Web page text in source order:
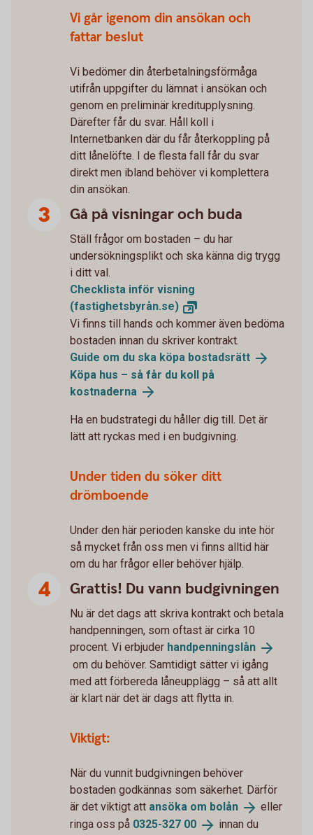
Vi går igenom din ansökan och
fattar beslut
Vi bedömer din återbetalningsförmåga
utifrån uppgifter du lämnat i ansökan och
genom en preliminär kreditupplysning.
Därefter får du svar. Håll koll i
Internetbanken där du får återkoppling på
ditt lånelöfte. I de flesta fall får du svar
direkt men ibland behöver vi komplettera
din ansökan.
Gå på visningar och buda
Ställ frågor om bostaden – du har
undersökningsplikt och ska känna dig trygg
i ditt val.
Checklista inför visning
(fastighetsbyrån.se)
Vi finns till hands och kommer även bedöma
bostaden innan du skriver kontrakt.
Guide om du ska köpa bostadsrätt
Köpa hus – så får du koll på
kostnaderna
Ha en budstrategi du håller dig till. Det är
lätt att ryckas med i en budgivning.
Under tiden du söker ditt
drömboende
Under den här perioden kanske du inte hör
så mycket från oss men vi finns alltid här
om du har frågor eller behöver hjälp.
Grattis! Du vann budgivningen
Nu är det dags att skriva kontrakt och betala
handpenningen, som oftast är cirka 10
procent. Vi erbjuder handpenningslån
om du behöver. Samtidigt sätter vi igång
med att förbereda låneupplägg – så att allt
är klart när det är dags att flytta in.
Viktigt:
När du vunnit budgivningen behöver
bostaden godkännas som säkerhet. Därför
är det viktigt att ansöka om bolån
eller
ringa oss på 0325-327 00
innan du